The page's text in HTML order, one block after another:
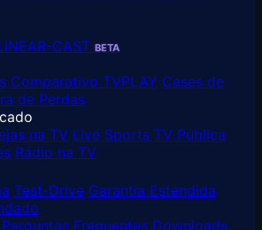
CAST BETA
Comparativo TVPLAY Cases de
de Perdas
na TV Live Sports TV Pública
Rádio na TV
Test-Drive Garantia Estendida
Perguntas Frequentes Downloads